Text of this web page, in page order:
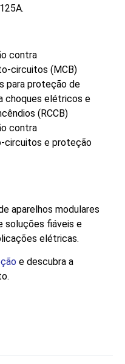
contra
circuitos (MCB)
para proteção de
choques elétricos e
(RCCB)
contra
circuitos e proteção
aparelhos modulares
soluções fiáveis e
elétricas.
e descubra a